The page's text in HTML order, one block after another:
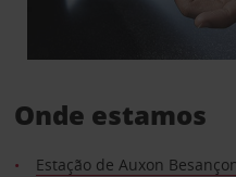
Onde estamos
Estação de Auxon